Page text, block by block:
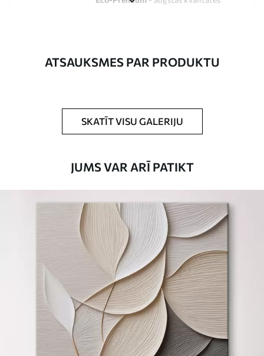
Jūs varat pievienot lakas pārklājumu.
No15.00€
Eco-Premium
.00
ATSAUKSMES PAR PRODUKTU
SKATĪT VISU GALERIJU
JUMS VAR ARĪ PATIKT